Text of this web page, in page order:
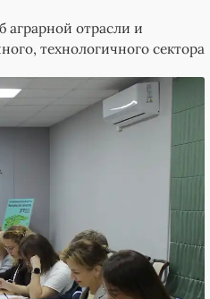
аграрной отрасли и
технологичного сектора